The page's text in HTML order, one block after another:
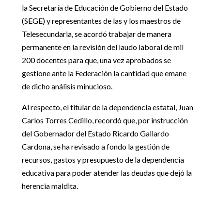
la Secretaría de Educación de Gobierno del Estado
(SEGE) y representantes de las y los maestros de
Telesecundaria, se acordó trabajar de manera
permanente en la revisión del laudo laboral de mil
200 docentes para que, una vez aprobados se
gestione ante la Federación la cantidad que emane
de dicho análisis minucioso.
Al respecto, el titular de la dependencia estatal, Juan
Carlos Torres Cedillo, recordó que, por instrucción
del Gobernador del Estado Ricardo Gallardo
Cardona, se ha revisado a fondo la gestión de
recursos, gastos y presupuesto de la dependencia
educativa para poder atender las deudas que dejó la
herencia maldita.